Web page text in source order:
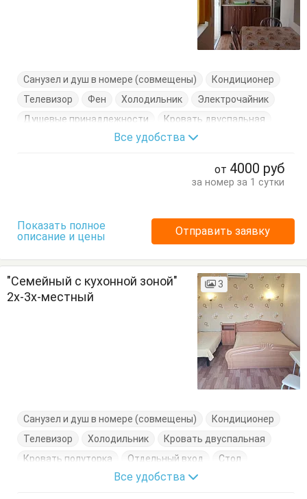
Санузел и душ в номере (совмещены)
Кондиционер
Телевизор
Фен Холодильник
Электрочайник
Душевые принадлежности
Кровать двуспальная
Отдельный вход
Все удобства
от 4000 руб
за номер за 1 сутки
Показать полное
описание и цены
Отправить заявку
"Семейный с кухонной зоной"
2х-3х-местный
3
Санузел и душ в номере (совмещены)
Кондиционер
Телевизор
Холодильник
Кровать двуспальная
Кровать полуторка
Отдельный вход
Стол
Все удобства